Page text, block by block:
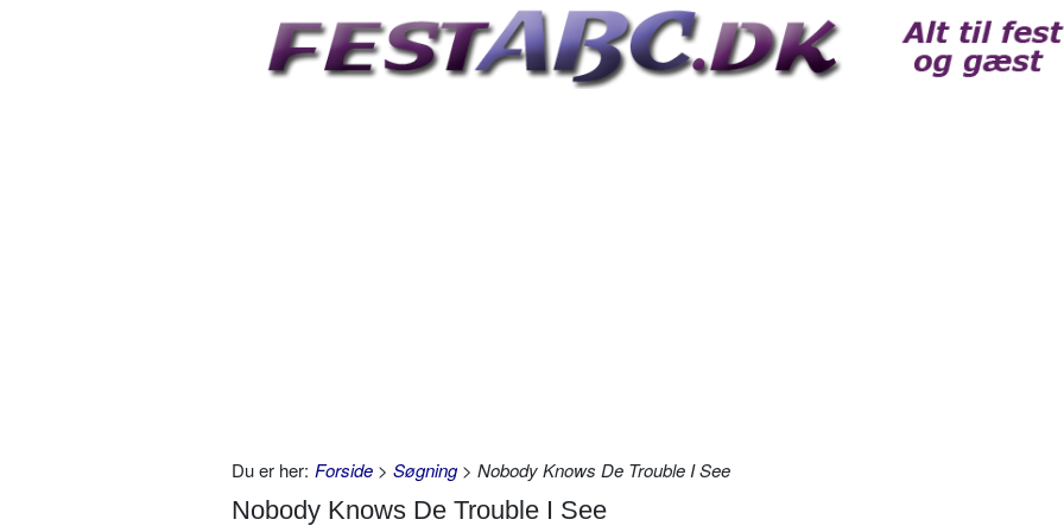
Du er her: Forside > Søgning> Nobody Knows De Trouble I See
Nobody Knows De Trouble I See